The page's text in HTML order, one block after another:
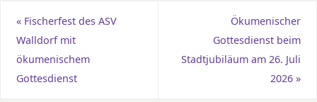
«Fischerfest des ASV
Walldorf mit
ökumenischem
Gottesdienst
Ökumenischer
Gottesdienst beim
Stadtjubiläum am 26. Juli
2026»